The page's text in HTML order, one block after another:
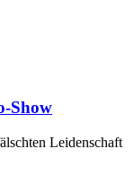
Show
Leidenschaft